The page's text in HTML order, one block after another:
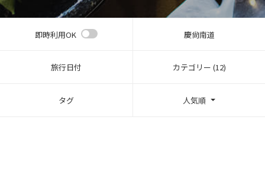
即時利用OK 慶尙南道
旅行日付 カテゴリー (12)
タグ 人気順